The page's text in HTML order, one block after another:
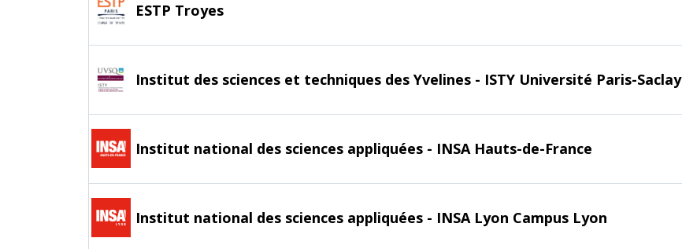
ESTP Troyes
Institut des sciences et techniques des Yvelines - ISTY Université Paris-Saclay
Institut national des sciences appliquées - INSA Hauts-de-France
Institut national des sciences appliquées - INSA Lyon Campus Lyon